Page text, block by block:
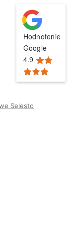
Hodnotenie
Google
4.9
Selesto